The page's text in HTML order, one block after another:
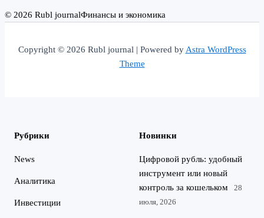
© 2026 Rubl journalФинансы и экономика
Copyright © 2026 Rubl journal | Powered byAstra WordPress
Theme
Рубрики
News
Аналитика
Инвестиции
Новинки
Цифровой рубль: удобный
инструмент или новый
контроль за кошельком
28
июля, 2026